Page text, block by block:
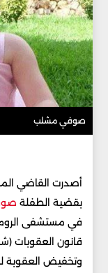
صوفي مشلب
أصدرت القاضي
بقضية الطفلة
وتخفيض العقوبة